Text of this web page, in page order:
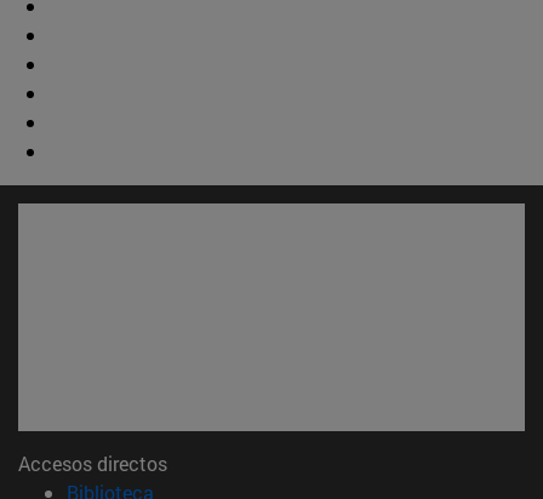
Accesos directos
Biblioteca